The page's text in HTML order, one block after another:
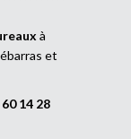
à
et
14 28